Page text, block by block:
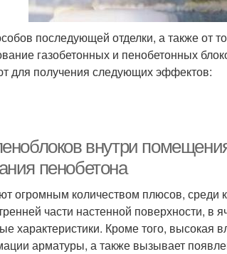
последующей отделки, а также от
газобетонных и пенобетонных
для получения следующих эффектов:
внутри
пенобетона
огромным количеством плюсов, среди
части настенной поверхности, в
характеристики. Кроме того, высокая
арматуры, а также вызывает